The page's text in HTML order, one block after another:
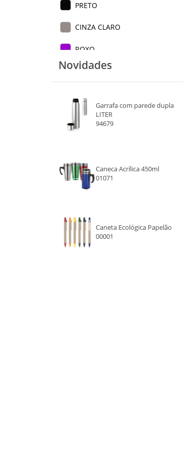
PRETO
CINZA CLARO
ROXO
SEM COR DEFINIDA
Novidades
Garrafa com parede dupla
LITER
94679
Caneca Acrílica 450ml
01071
Caneta Ecológica Papelão
00001